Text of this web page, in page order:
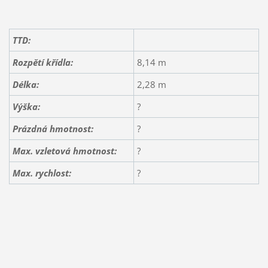
TTD:
Rozpětí křídla:
8,14 m
Délka:
2,28 m
Výška:
?
Prázdná hmotnost:
?
Max. vzletová hmotnost:
?
Max. rychlost:
?